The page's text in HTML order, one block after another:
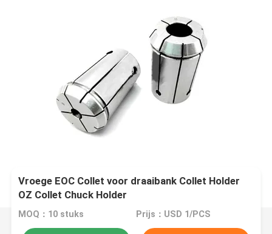
Vroege EOC Collet voor draaibank Collet Holder
OZ Collet Chuck Holder
MOQ：10 stuks Prijs：USD 1/PCS